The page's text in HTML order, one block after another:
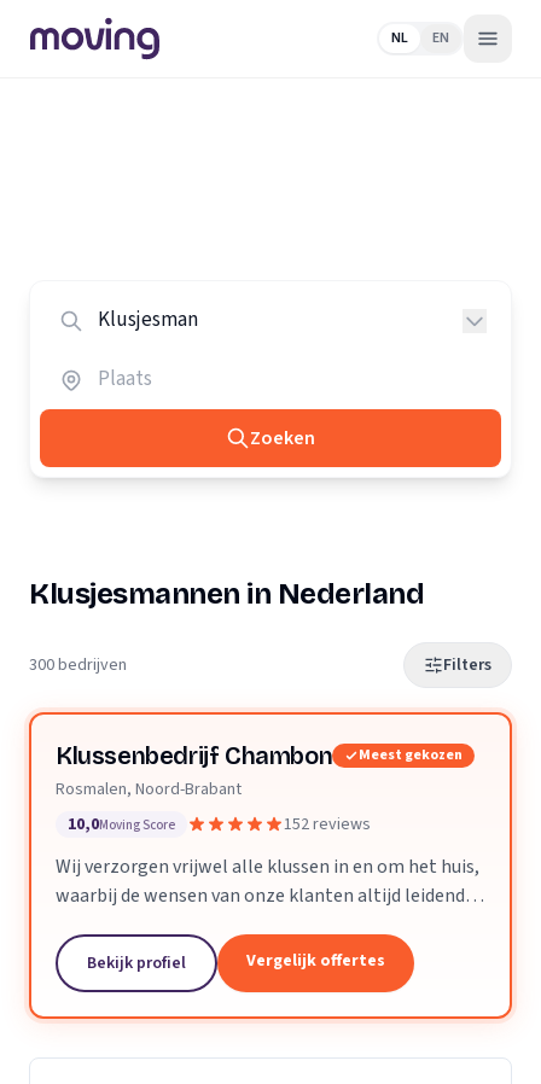
NL EN
Zoeken
Klusjesmannen in Nederland
300 bedrijven Filters
Klussenbedrijf Chambon Meest gekozen
Rosmalen, Noord-Brabant
10,0Moving Score 152 reviews
Wij verzorgen vrijwel alle klussen in en om het huis,
waarbij de wensen van onze klanten altijd leidend
afspraak. Dankzij ons vakmanschap en direct...
Bekijk profiel Vergelijk offertes